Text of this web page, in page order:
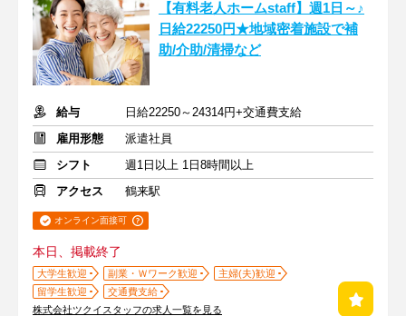
【有料老人ホームstaff】週1日～♪
日給22250円★地域密着施設で補
助/介助/清掃など
給与
日給22250～24314円+交通費支給
雇用形態
派遣社員
シフト
週1日以上 1日8時間以上
アクセス
鶴来駅
オンライン面接可
本日、掲載終了
大学生歓迎 副業・Ｗワーク歓迎
主婦(夫)歓迎
留学生歓迎
交通費支給
株式会社ツクイスタッフの求人一覧を見る